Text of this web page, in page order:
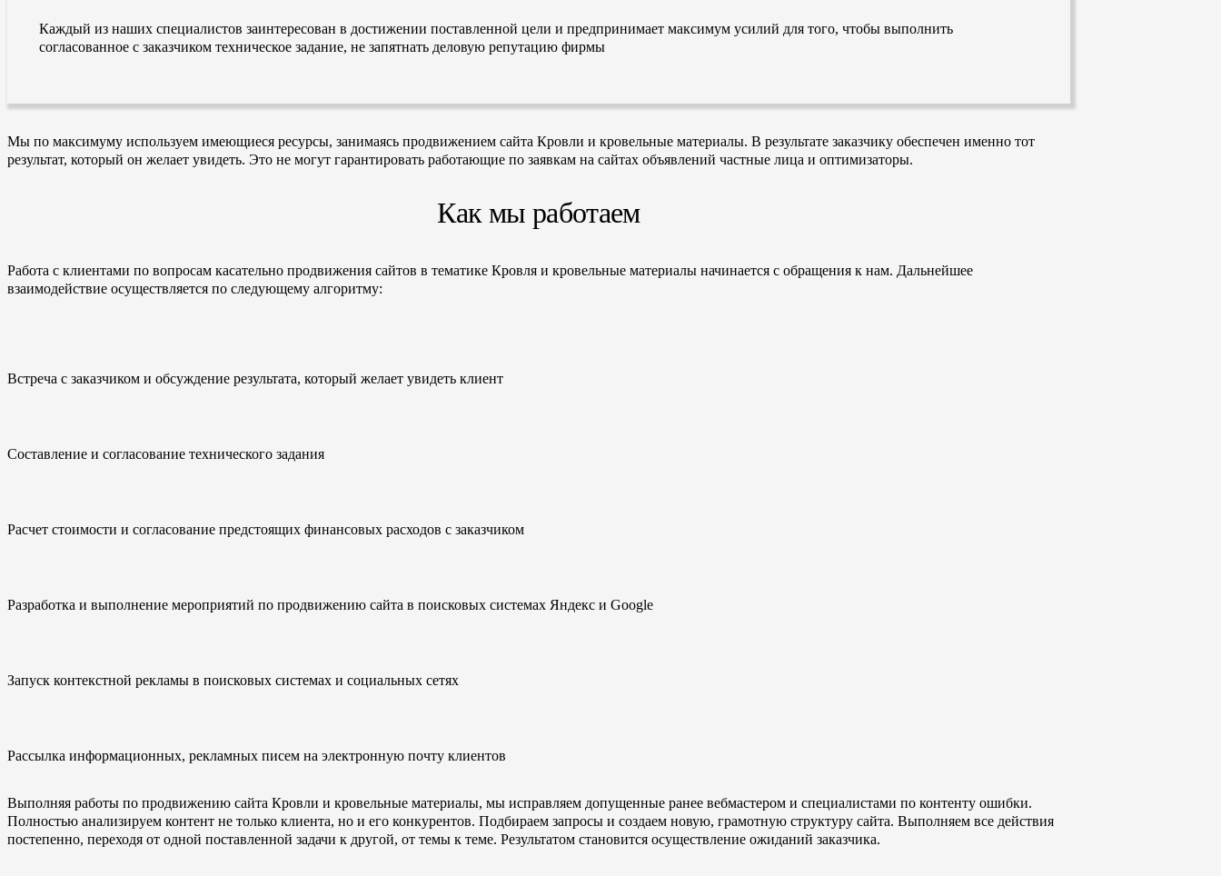
Каждый из наших специалистов заинтересован в достижении поставленной цели и предпринимает максимум усилий для того, чтобы выполнить
согласованное с заказчиком техническое задание, не запятнать деловую репутацию фирмы
Мы по максимуму используем имеющиеся ресурсы, занимаясь продвижением сайта Кровли и кровельные материалы. В результате заказчику обеспечен именно тот
результат, который он желает увидеть. Это не могут гарантировать работающие по заявкам на сайтах объявлений частные лица и оптимизаторы.
Как мы работаем
Работа с клиентами по вопросам касательно продвижения сайтов в тематике Кровля и кровельные материалы начинается с обращения к нам. Дальнейшее
взаимодействие осуществляется по следующему алгоритму:
Встреча с заказчиком и обсуждение результата, который желает увидеть клиент
Составление и согласование технического задания
Расчет стоимости и согласование предстоящих финансовых расходов с заказчиком
Разработка и выполнение мероприятий по продвижению сайта в поисковых системах Яндекс и Google
Запуск контекстной рекламы в поисковых системах и социальных сетях
Рассылка информационных, рекламных писем на электронную почту клиентов
Выполняя работы по продвижению сайта Кровли и кровельные материалы, мы исправляем допущенные ранее вебмастером и специалистами по контенту ошибки.
Полностью анализируем контент не только клиента, но и его конкурентов. Подбираем запросы и создаем новую, грамотную структуру сайта. Выполняем все действия
постепенно, переходя от одной поставленной задачи к другой, от темы к теме. Результатом становится осуществление ожиданий заказчика.